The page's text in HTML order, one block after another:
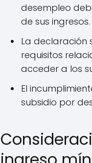
desempleo
de sus ingresos.
La declaración
requisitos
acceder a los
El
subsidio por